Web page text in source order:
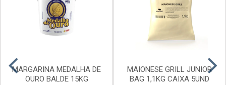
MARGARINA MEDALHA DE
OURO BALDE 15KG
MAIONESE GRILL JUNIOR
BAG 1,1KG CAIXA 5UND